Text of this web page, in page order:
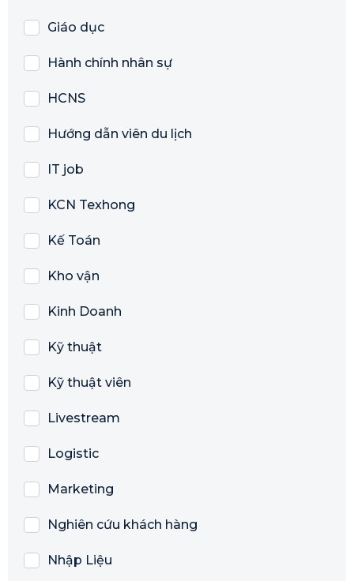
Giáo dục
Hành chính nhân sự
HCNS
Hướng dẫn viên du lịch
IT job
KCN Texhong
Kế Toán
Kho vận
Kinh Doanh
Kỹ thuật
Kỹ thuật viên
Livestream
Logistic
Marketing
Nghiên cứu khách hàng
Nhập Liệu